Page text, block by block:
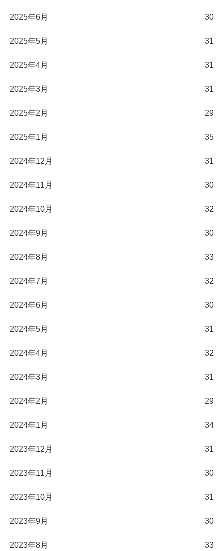
2025年6月 30
2025年5月 31
2025年4月 31
2025年3月 31
2025年2月 29
2025年1月 35
2024年12月 31
2024年11月 30
2024年10月 32
2024年9月 30
2024年8月 33
2024年7月 32
2024年6月 30
2024年5月 31
2024年4月 32
2024年3月 31
2024年2月 29
2024年1月 34
2023年12月 31
2023年11月 30
2023年10月 31
2023年9月 30
2023年8月 33